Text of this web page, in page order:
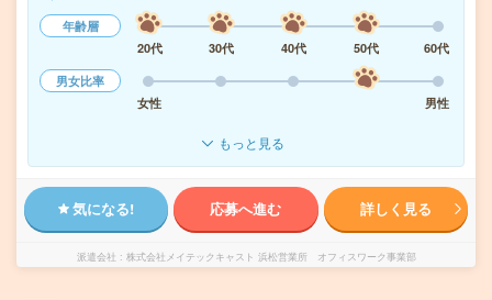
年齢層
20代
30代 40代 50代
60代
男女比率
女性
男性
もっと見る
気になる! 応募へ進む 詳しく見る
派遣会社 株式会社メイテックキャスト 浜松営業所 オフィスワーク事業部